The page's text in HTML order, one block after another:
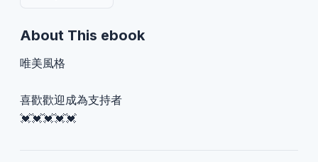
About This ebook
唯美風格
喜歡歡迎成為支持者
💓💓💓💓💓